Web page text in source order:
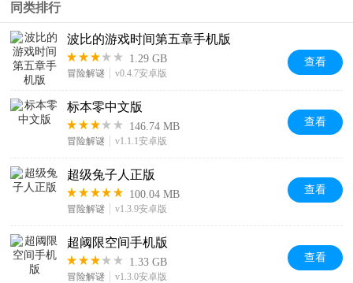
同类排行
波比的游戏时间第五章手机版
1.29 GB
冒险解谜 v0.4.7安卓版
查看
标本零中文版
146.74 MB
冒险解谜 v1.1.1安卓版
查看
超级兔子人正版
100.04 MB
冒险解谜 v1.3.9安卓版
查看
超阈限空间手机版
1.33 GB
冒险解谜 v1.3.0安卓版
查看